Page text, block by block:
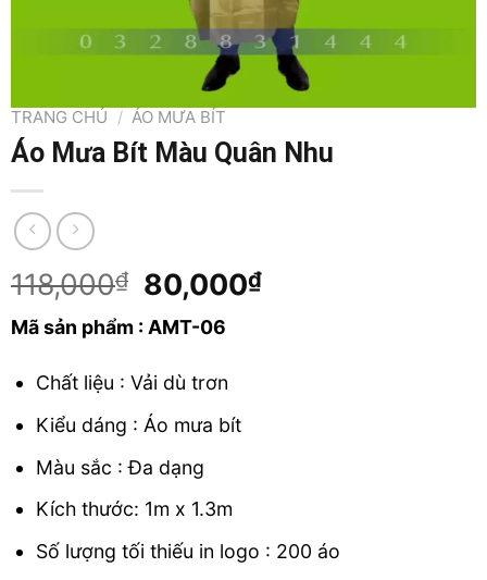
TRANG CHỦ / ÁO MƯA BÍT
Áo Mưa Bít Màu Quân Nhu
118,000₫
Original
price
was:
118,000₫.
80,000₫Current
Mã sản phẩm : AMT-06
Chất liệu : Vải dù trơn
Kiểu dáng : Áo mưa bít
Màu sắc : Đa dạng
Kích thước: 1m x 1.3m
Số lượng tối thiếu in logo : 200 áo